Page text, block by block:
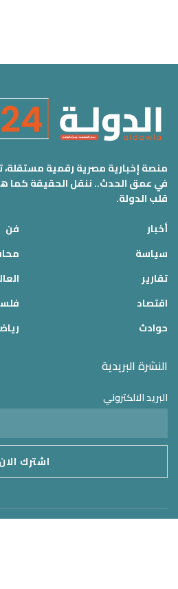
منصة إخبارية مصرية رقمية
في عمق الحدث.. ننقل الحقيقة كما
قلب الدولة.
أخبار
سياسة
تقارير
اقتصاد
حوادث
فن
النشرة البريدية
البريد الالكتروني